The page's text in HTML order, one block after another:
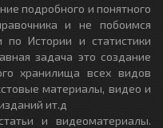
подробного и понятного
и не побоимся
по Истории и статистики
задача это создание
хранилища всех видов
материалы, видео и
ит.д
и видеоматериалы.